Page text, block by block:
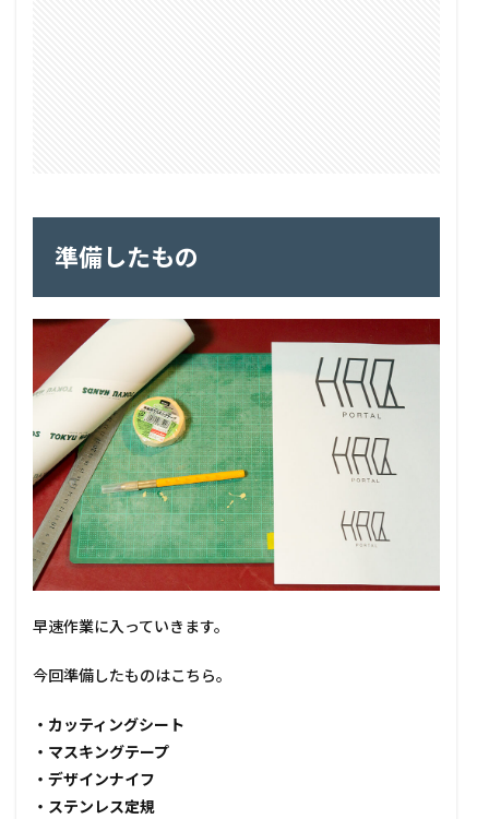
準備したもの
早速作業に入っていきます。
今回準備したものはこちら。
・カッティングシート
・マスキングテープ
・デザインナイフ
・ステンレス定規